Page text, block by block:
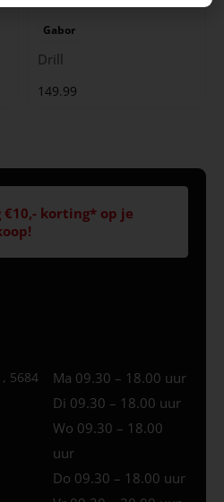
Gabor
Drill
149.99
korting* op je
5684
Ma 09.30 – 18.00 uur
Di 09.30 – 18.00 uur
Wo 09.30 – 18.00
uur
Do 09.30 – 18.00 uur